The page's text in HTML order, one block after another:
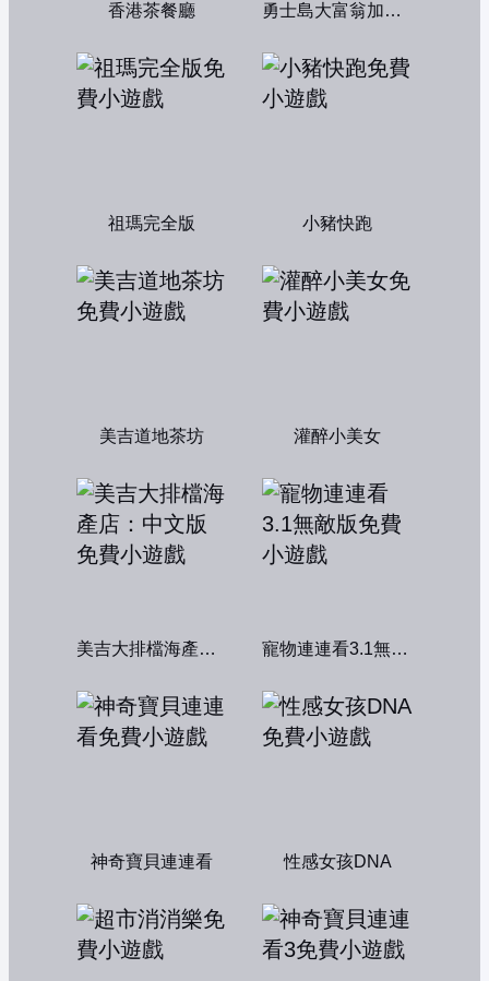
香港茶餐廳 勇士島大富翁加強版
祖瑪完全版 小豬快跑
美吉道地茶坊 灌醉小美女
美吉大排檔海產店：中文版 寵物連連看3.1無敵版
神奇寶貝連連看 性感女孩DNA